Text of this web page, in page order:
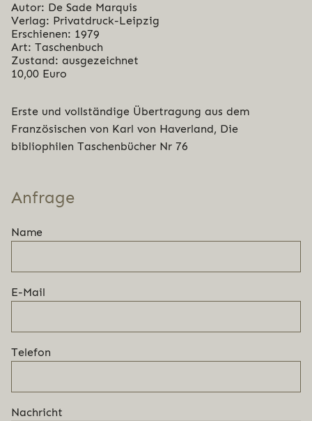
Autor: De Sade Marquis
Verlag: Privatdruck-Leipzig
Erschienen: 1979
Art: Taschenbuch
Zustand: ausgezeichnet
10,00 Euro
Erste und vollständige Übertragung aus dem
Französischen von Karl von Haverland, Die
bibliophilen Taschenbücher Nr 76
Anfrage
Name
E-Mail
Telefon
Nachricht